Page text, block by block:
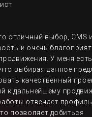
отличный выбор, CMS
и очень
У меня
выбирая данное
качественный
к дальнейшему
отвечает
позволяет добиться